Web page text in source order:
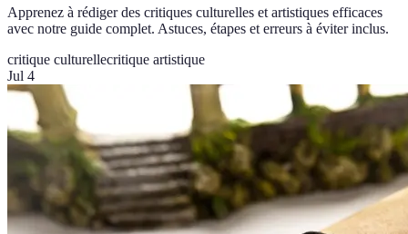
Apprenez à rédiger des critiques culturelles et artistiques efficaces
avec notre guide complet. Astuces, étapes et erreurs à éviter inclus.
critique culturellecritique artistique
Jul 4